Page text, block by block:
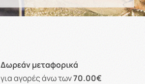
Δωρεάν μεταφορικά
για αγορές άνω των70.00€